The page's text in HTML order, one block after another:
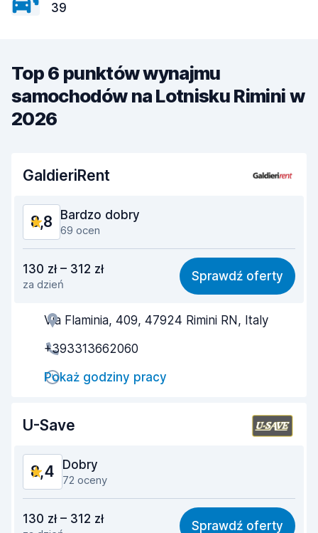
39
Top 6 punktów wynajmu
samochodów na Lotnisku Rimini w
2026
GaldieriRent
8,8 Bardzo dobry
69 ocen
8,5
Łatwość znalezienia 9,0
Pomocność przedstawiciela
Szybkość odbioru
Szybkość zwrotu
8,4
130 zł – 312 zł
za dzień
Sprawdź oferty
Via Flaminia, 409, 47924 Rimini RN, Italy
+393313662060
Pokaż godziny pracy
U-Save
8,4 Dobry
72 oceny
8,4
130 zł – 312 zł Sprawdź oferty